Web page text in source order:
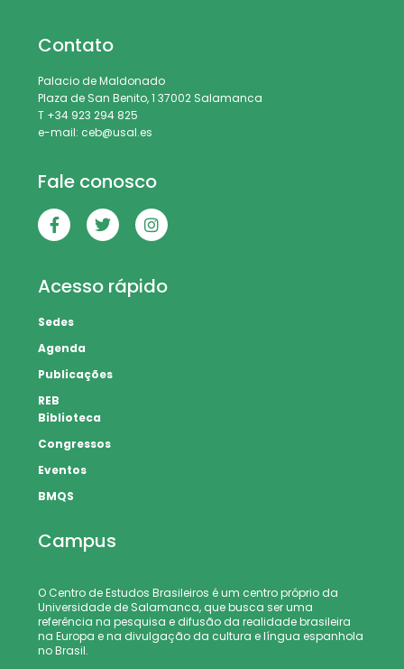
Contato
Palacio de Maldonado
Plaza de San Benito, 1 37002 Salamanca
T +34 923 294 825
e-mail: ceb@usal.es
Fale conosco
Acesso rápido
Sedes
Agenda
Publicações
REB
Biblioteca
Congressos
Eventos
BMQS
Campus
O Centro de Estudos Brasileiros é um centro próprio da
Universidade de Salamanca, que busca ser uma
referência na pesquisa e difusão da realidade brasileira
na Europa e na divulgação da cultura e língua espanhola
no Brasil.